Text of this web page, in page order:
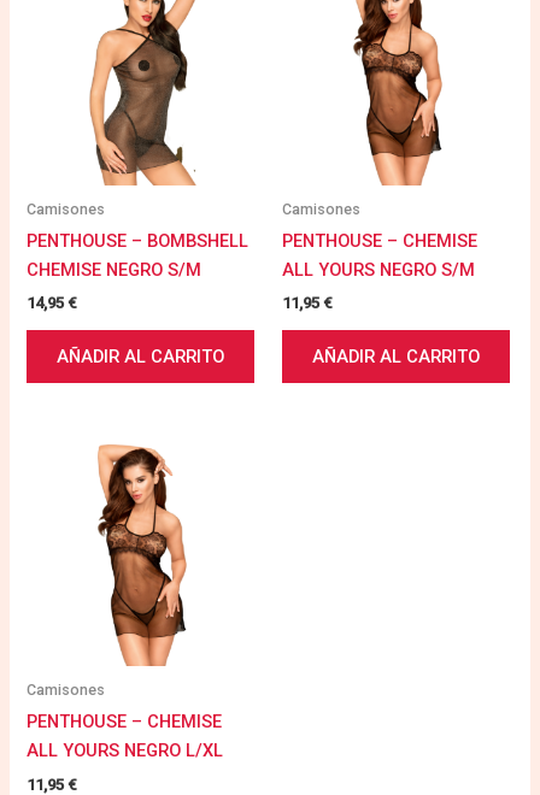
Camisones
PENTHOUSE – BOMBSHELL
CHEMISE NEGRO S/M
14,95€
AÑADIR AL CARRITO
Camisones
PENTHOUSE – CHEMISE
ALL YOURS NEGRO S/M
11,95€
AÑADIR AL CARRITO
Camisones
PENTHOUSE – CHEMISE
ALL YOURS NEGRO L/XL
11,95€